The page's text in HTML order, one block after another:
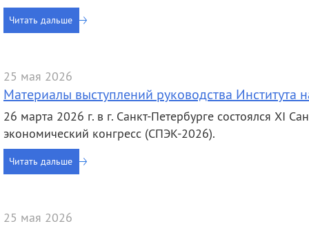
Научные подразделения
Прочие подразделения
Контакты
Публикации
Читать дальше
25 мая 2026
Материалы выступлений руководства Института
26 марта 2026 г. в г. Санкт-Петербурге состоялся XI
экономический конгресс (СПЭК-2026).
Читать дальше
25 мая 2026